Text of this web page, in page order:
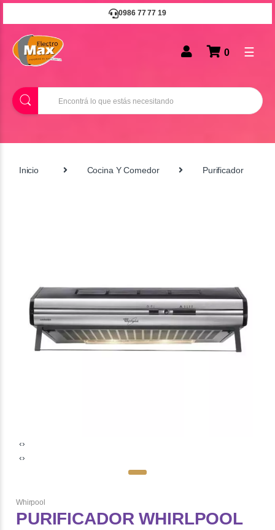
0986 77 77 19
B
u
0 ☰
Inicio Cocina Y Comedor Purificador
‹›
‹›
Whirpool
PURIFICADOR WHIRLPOOL